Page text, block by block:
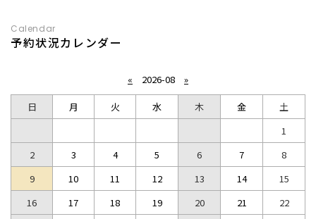
Calendar
予約状況カレンダー
« 2026-08 »
日 月 火 水 木 金
土
1
2
3 4 5 6 7
8
9
10 11 12 13 14
15
16
17 18 19 20 21
22